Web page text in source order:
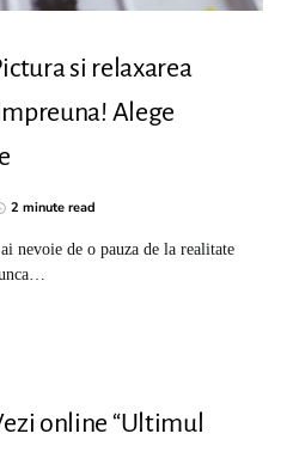
si relaxarea
Alege
2 minute read
nevoie de o pauza de la realitate
online “Ultimul